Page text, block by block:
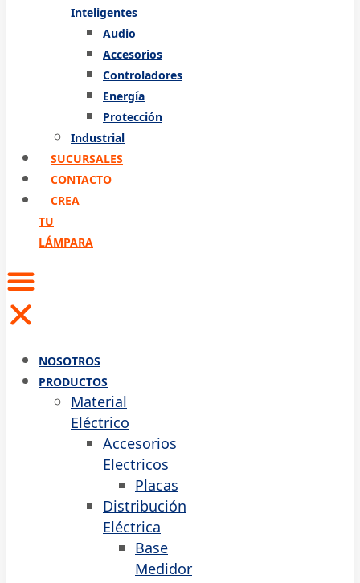
Inteligentes
Audio
Accesorios
Controladores
Energía
Protección
Industrial
SUCURSALES
CONTACTO
CREA
TU
LÁMPARA
NOSOTROS
PRODUCTOS
Material
Eléctrico
Accesorios
Electricos
Placas
Distribución
Eléctrica
Base
Medidor